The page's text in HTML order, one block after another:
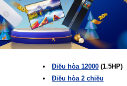
Điều hòa 12000(1.5HP)
Điều hòa 2 chiều